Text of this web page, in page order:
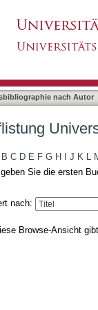
nach Autor
B C D E F G H J K L
Sie die ersten
nach:
Browse-Ansicht